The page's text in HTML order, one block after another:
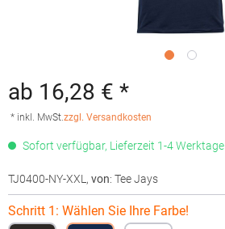
ab 16,28 € *
* inkl. MwSt.zzgl. Versandkosten
Sofort verfügbar, Lieferzeit 1-4 Werktage
TJ0400-NY-XXL , von: Tee Jays
Schritt 1: Wählen Sie Ihre Farbe!